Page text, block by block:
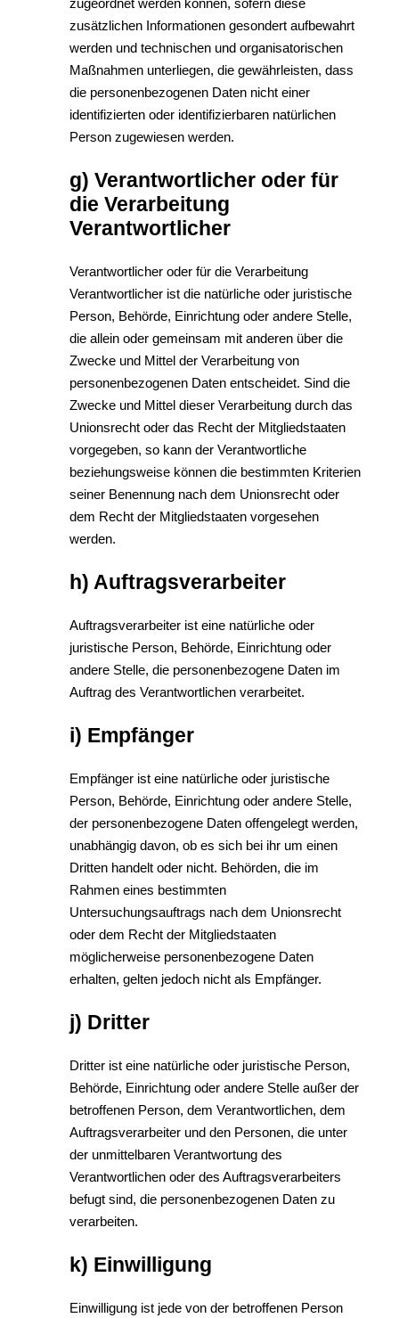
zugeordnet werden können, sofern diese
zusätzlichen Informationen gesondert aufbewahrt
werden und technischen und organisatorischen
Maßnahmen unterliegen, die gewährleisten, dass
die personenbezogenen Daten nicht einer
identifizierten oder identifizierbaren natürlichen
Person zugewiesen werden.
g) Verantwortlicher oder für
die Verarbeitung
Verantwortlicher
Verantwortlicher oder für die Verarbeitung
Verantwortlicher ist die natürliche oder juristische
Person, Behörde, Einrichtung oder andere Stelle,
die allein oder gemeinsam mit anderen über die
Zwecke und Mittel der Verarbeitung von
personenbezogenen Daten entscheidet. Sind die
Zwecke und Mittel dieser Verarbeitung durch das
Unionsrecht oder das Recht der Mitgliedstaaten
vorgegeben, so kann der Verantwortliche
beziehungsweise können die bestimmten Kriterien
seiner Benennung nach dem Unionsrecht oder
dem Recht der Mitgliedstaaten vorgesehen
werden.
h) Auftragsverarbeiter
Auftragsverarbeiter ist eine natürliche oder
juristische Person, Behörde, Einrichtung oder
andere Stelle, die personenbezogene Daten im
Auftrag des Verantwortlichen verarbeitet.
i) Empfänger
Empfänger ist eine natürliche oder juristische
Person, Behörde, Einrichtung oder andere Stelle,
der personenbezogene Daten offengelegt werden,
unabhängig davon, ob es sich bei ihr um einen
Dritten handelt oder nicht. Behörden, die im
Rahmen eines bestimmten
Untersuchungsauftrags nach dem Unionsrecht
oder dem Recht der Mitgliedstaaten
möglicherweise personenbezogene Daten
erhalten, gelten jedoch nicht als Empfänger.
j) Dritter
Dritter ist eine natürliche oder juristische Person,
Behörde, Einrichtung oder andere Stelle außer der
betroffenen Person, dem Verantwortlichen, dem
Auftragsverarbeiter und den Personen, die unter
der unmittelbaren Verantwortung des
Verantwortlichen oder des Auftragsverarbeiters
befugt sind, die personenbezogenen Daten zu
verarbeiten.
k) Einwilligung
Einwilligung ist jede von der betroffenen Person